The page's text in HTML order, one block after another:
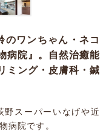
のワンちゃん・ネコ
病院』。自然治癒能
ミング・皮膚科・鍼
野スーパーいなげや近
病院です。